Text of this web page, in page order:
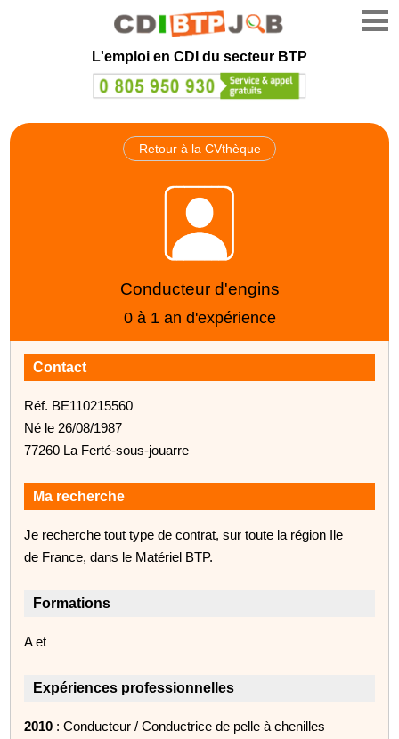
L'emploi en CDI du secteur BTP
Retour à la CVthèque
Conducteur d'engins
0 à 1 an d'expérience
Contact
Réf. BE110215560
Né le 26/08/1987
77260 La Ferté-sous-jouarre
Ma recherche
Je recherche tout type de contrat, sur toute la région Ile
de France, dans le Matériel BTP.
Formations
A et
Expériences professionnelles
2010 : Conducteur / Conductrice de pelle à chenilles